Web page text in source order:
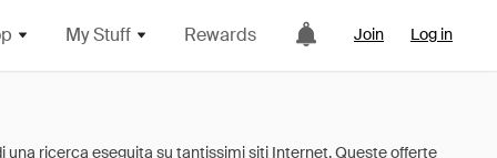
My Stuff Rewards Join Log in